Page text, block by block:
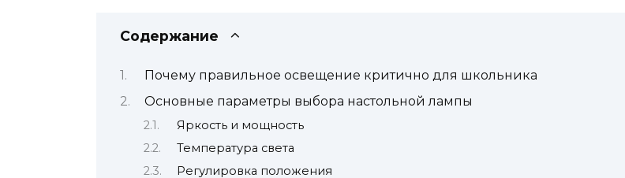
Содержание
Почему правильное освещение критично для школьника
Основные параметры выбора настольной лампы
Яркость и мощность
Температура света
Регулировка положения